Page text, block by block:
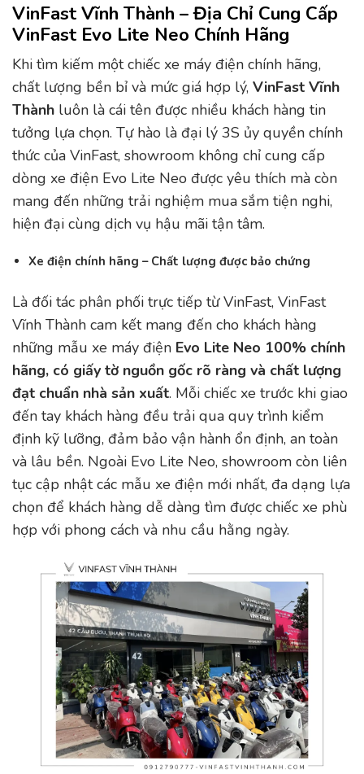
VinFast Vĩnh Thành – Địa Chỉ Cung Cấp
VinFast Evo Lite Neo Chính Hãng
Khi tìm kiếm một chiếc xe máy điện chính hãng,
chất lượng bền bỉ và mức giá hợp lý, VinFast Vĩnh
Thành luôn là cái tên được nhiều khách hàng tin
tưởng lựa chọn. Tự hào là đại lý 3S ủy quyền chính
thức của VinFast, showroom không chỉ cung cấp
dòng xe điện Evo Lite Neo được yêu thích mà còn
mang đến những trải nghiệm mua sắm tiện nghi,
hiện đại cùng dịch vụ hậu mãi tận tâm.
Xe điện chính hãng – Chất lượng được bảo chứng
Là đối tác phân phối trực tiếp từ VinFast, VinFast
Vĩnh Thành cam kết mang đến cho khách hàng
những mẫu xe máy điện Evo Lite Neo 100% chính
hãng, có giấy tờ nguồn gốc rõ ràng và chất lượng
đạt chuẩn nhà sản xuất. Mỗi chiếc xe trước khi giao
đến tay khách hàng đều trải qua quy trình kiểm
định kỹ lưỡng, đảm bảo vận hành ổn định, an toàn
và lâu bền. Ngoài Evo Lite Neo, showroom còn liên
tục cập nhật các mẫu xe điện mới nhất, đa dạng lựa
chọn để khách hàng dễ dàng tìm được chiếc xe phù
hợp với phong cách và nhu cầu hằng ngày.